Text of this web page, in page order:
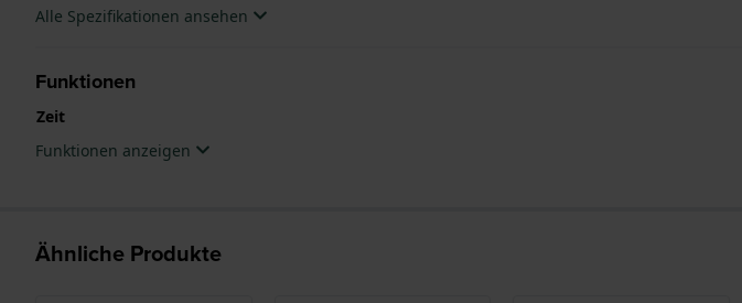
Alle Spezifikationen ansehen
Funktionen
Zeit
Funktionen anzeigen
Ähnliche Produkte